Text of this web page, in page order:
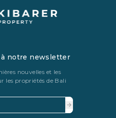
notre newsletter
nouvelles et les
les propriétés de Bali